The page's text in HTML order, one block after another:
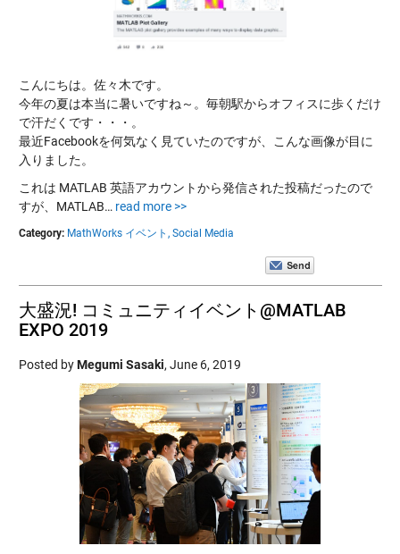
こんにちは。佐々木です。
今年の夏は本当に暑いですね～。毎朝駅からオフィスに歩くだけ
で汗だくです・・・。
最近Facebookを何気なく見ていたのですが、こんな画像が目に
入りました。
これは MATLAB 英語アカウントから発信された投稿だったので
すが、MATLAB… read more >>
Category: MathWorks イベント, Social Media
大盛況! コミュニティイベント@MATLAB
EXPO 2019
Posted byMegumi Sasaki, June 6, 2019